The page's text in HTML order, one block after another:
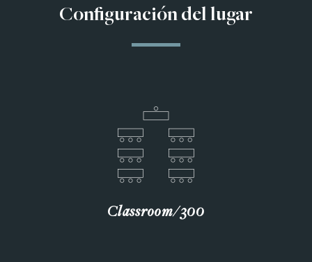
Configuración del lugar
Classroom∕300